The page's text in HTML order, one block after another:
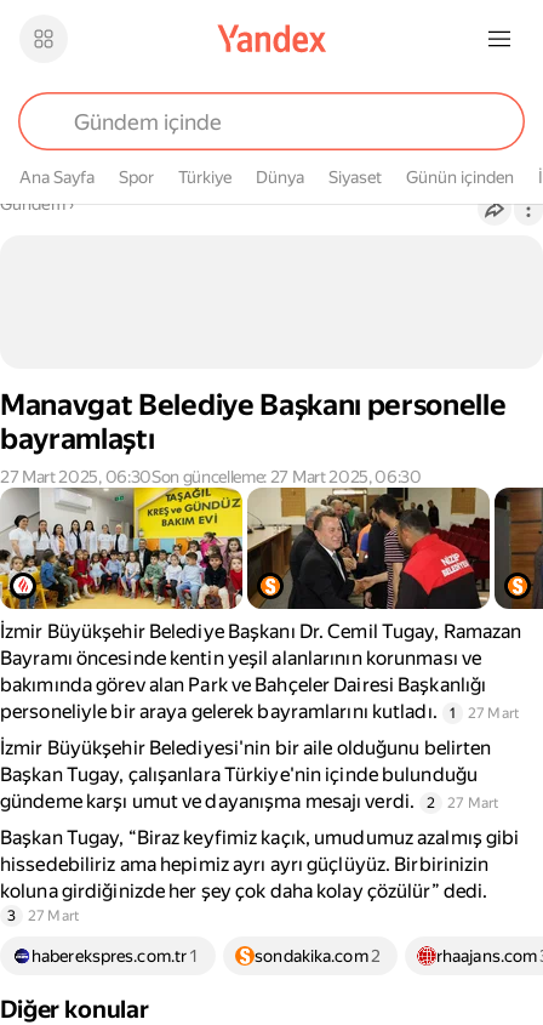
Ana Sayfa Spor Türkiye Dünya Siyaset Günün içinden
Buradasın
Gündem›
Manavgat Belediye Başkanı personelle
bayramlaştı
27 Mart 2025, 06:30Son güncelleme: 27 Mart 2025, 06:30
İzmir Büyükşehir Belediye Başkanı Dr. Cemil Tugay, Ramazan
Bayramı öncesinde kentin yeşil alanlarının korunması ve
bakımında görev alan Park ve Bahçeler Dairesi Başkanlığı
personeliyle bir araya gelerek bayramlarını kutladı.
1 27 Mart
İzmir Büyükşehir Belediyesi'nin bir aile olduğunu belirten
Başkan Tugay, çalışanlara Türkiye'nin içinde bulunduğu
gündeme karşı umut ve dayanışma mesajı verdi.
2 27 Mart
Başkan Tugay, “Biraz keyfimiz kaçık, umudumuz azalmış gibi
hissedebiliriz ama hepimiz ayrı ayrı güçlüyüz. Birbirinizin
koluna girdiğinizde her şey çok daha kolay çözülür” dedi.
3 27 Mart
haberekspres.com.tr1 sondakika.com 2 rhaajans.com
Diğer konular